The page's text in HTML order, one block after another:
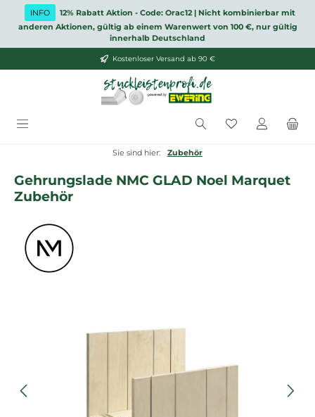
Zum Hauptinhalt springen
INFO
12% Rabatt Aktion - Code: Orac12 | Nicht kombinierbar mit
anderen Aktionen, gültig ab einem Warenwert von 100 €, nur gültig
innerhalb Deutschland
Kostenloser Versand ab 90 €
Du hast 0
Sie sind hier: Zubehör
Gehrungslade NMC GLAD Noel Marquet
Zubehör